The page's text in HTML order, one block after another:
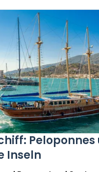
Peloponnes
Inseln